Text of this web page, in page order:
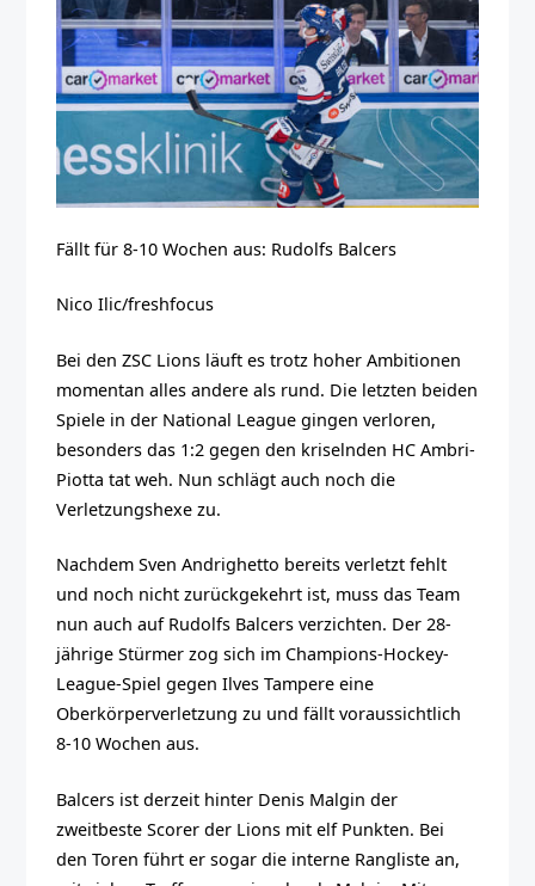
Fällt für 8-10 Wochen aus: Rudolfs Balcers
Nico Ilic/freshfocus
Bei den ZSC Lions läuft es trotz hoher Ambitionen
momentan alles andere als rund. Die letzten beiden
Spiele in der National League gingen verloren,
besonders das 1:2 gegen den kriselnden HC Ambri-
Piotta tat weh. Nun schlägt auch noch die
Verletzungshexe zu.
Nachdem Sven Andrighetto bereits verletzt fehlt
und noch nicht zurückgekehrt ist, muss das Team
nun auch auf Rudolfs Balcers verzichten. Der 28-
jährige Stürmer zog sich im Champions-Hockey-
League-Spiel gegen Ilves Tampere eine
Oberkörperverletzung zu und fällt voraussichtlich
8-10 Wochen aus.
Balcers ist derzeit hinter Denis Malgin der
zweitbeste Scorer der Lions mit elf Punkten. Bei
den Toren führt er sogar die interne Rangliste an,